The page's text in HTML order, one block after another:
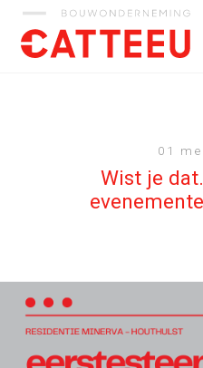
01
Wist je